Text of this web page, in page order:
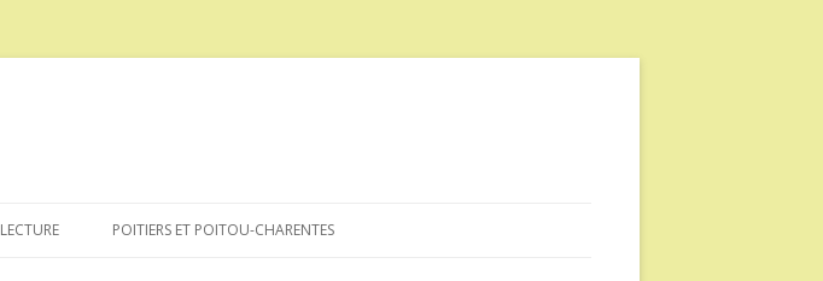
au
LECTURE POITIERS ET POITOU-CHARENTES